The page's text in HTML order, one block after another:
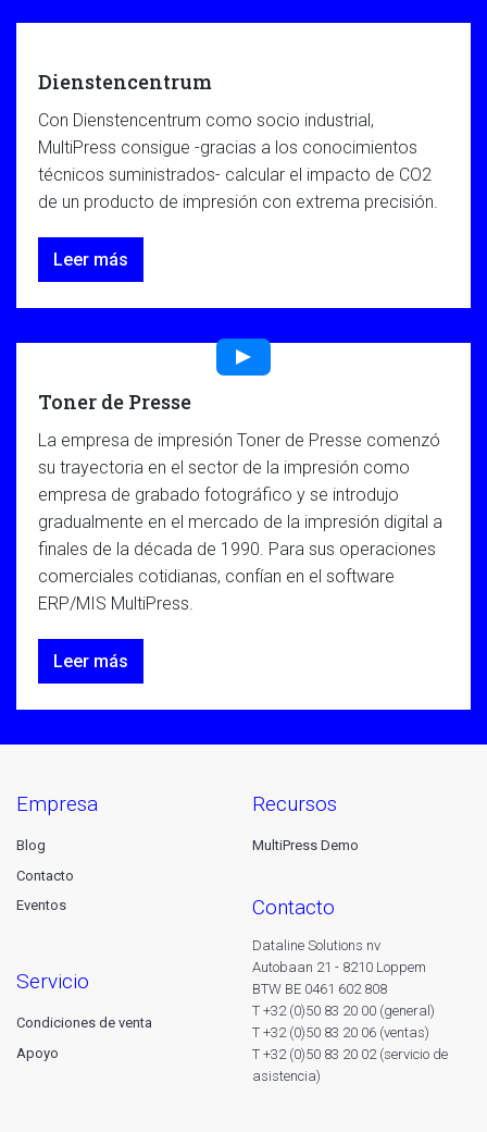
Dienstencentrum
Con Dienstencentrum como socio industrial,
MultiPress consigue -gracias a los conocimientos
técnicos suministrados- calcular el impacto de CO2
de un producto de impresión con extrema precisión.
Leer más
Toner de Presse
La empresa de impresión Toner de Presse comenzó
su trayectoria en el sector de la impresión como
empresa de grabado fotográfico y se introdujo
gradualmente en el mercado de la impresión digital a
finales de la década de 1990. Para sus operaciones
comerciales cotidianas, confían en el software
ERP/MIS MultiPress.
Leer más
empresa
Blog
Contacto
Eventos
servicio
Condiciones de venta
Apoyo
recursos
MultiPress Demo
contacto
Dataline Solutions nv
Autobaan 21 - 8210 Loppem
BTW BE 0461 602 808
T +32 (0)50 83 20 00 (general)
T +32 (0)50 83 20 06 (ventas)
T +32 (0)50 83 20 02 (servicio de
asistencia)